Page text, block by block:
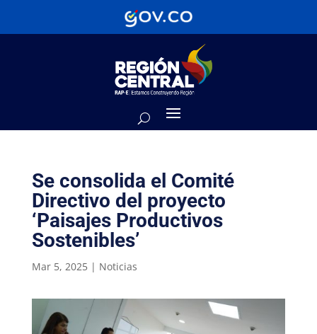
Se consolida el Comité
Directivo del proyecto
‘Paisajes Productivos
Sostenibles’
Mar 5, 2025| Noticias